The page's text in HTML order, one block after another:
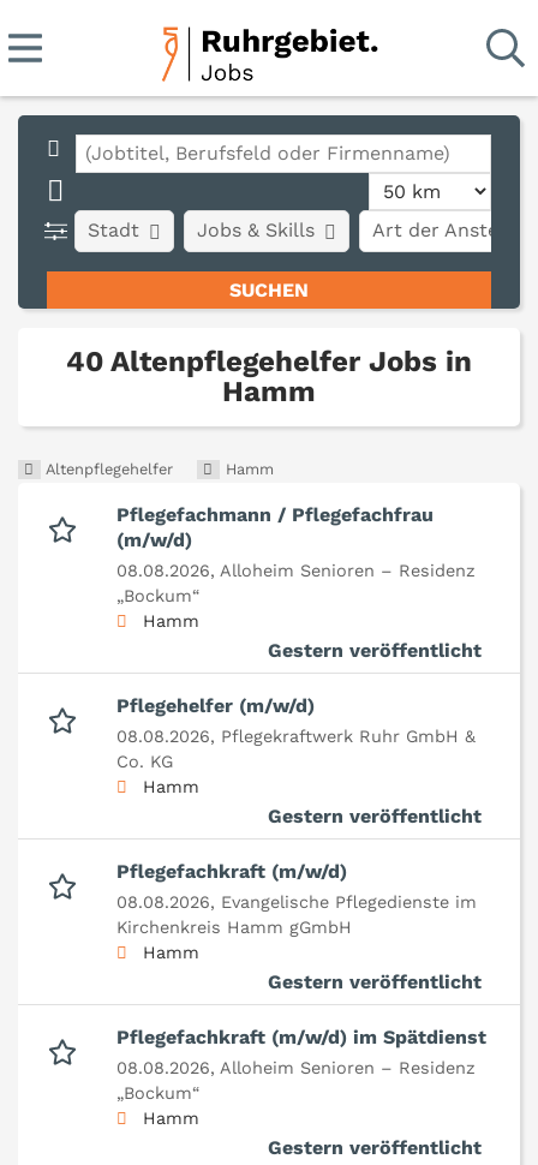
Stadt Art der
Jobs & Skills
40 Altenpflegehelfer Jobs in
Hamm
Altenpflegehelfer Hamm
Pflegefachmann / Pflegefachfrau
(m/w/d)
08.08.2026, Alloheim Senioren – Residenz
„Bockum“
Hamm
Gestern veröffentlicht
Pflegehelfer (m/w/d)
08.08.2026, Pflegekraftwerk Ruhr GmbH &
Co. KG
Hamm
Gestern veröffentlicht
Pflegefachkraft (m/w/d)
08.08.2026, Evangelische Pflegedienste im
Kirchenkreis Hamm gGmbH
Hamm
Gestern veröffentlicht
Pflegefachkraft (m/w/d) im Spätdienst
08.08.2026, Alloheim Senioren – Residenz
„Bockum“
Hamm
Gestern veröffentlicht